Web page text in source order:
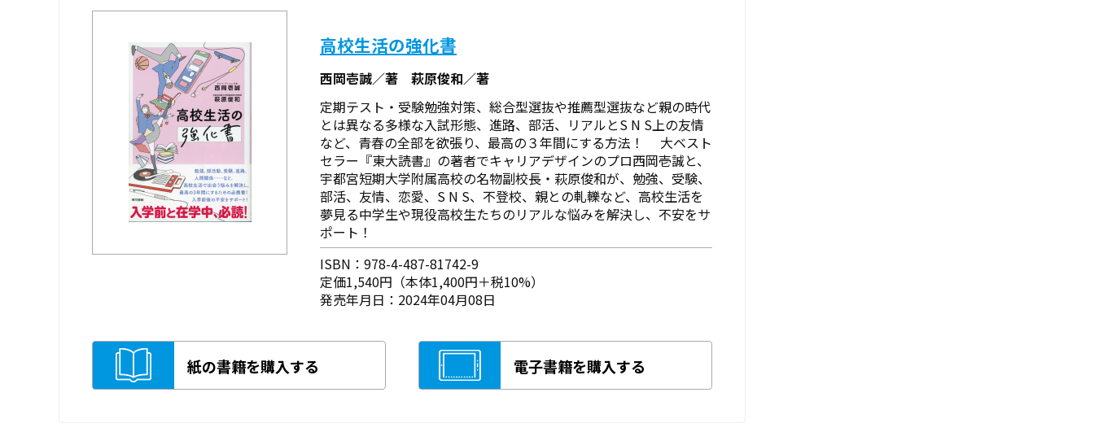
高校生活の強化書
西岡壱誠／著 萩原俊和／著
定期テスト・受験勉強対策、総合型選抜や推薦型選抜など親の時代
とは異なる多様な入試形態、進路、部活、リアルとS N S上の友情
など、青春の全部を欲張り、最高の３年間にする方法！ 大ベスト
セラー『東大読書』の著者でキャリアデザインのプロ西岡壱誠と、
宇都宮短期大学附属高校の名物副校長・萩原俊和が、勉強、受験、
部活、友情、恋愛、S N S、不登校、親との軋轢など、高校生活を
夢見る中学生や現役高校生たちのリアルな悩みを解決し、不安をサ
ポート！
ISBN：978-4-487-81742-9
定価1,540円（本体1,400円＋税10%）
発売年月日：2024年04月08日
紙の書籍を購入する 電子書籍を購入する